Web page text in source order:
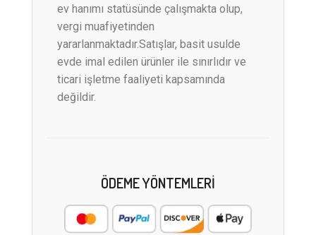
ev hanımı statüsünde çalışmakta olup,
vergi muafiyetinden
yararlanmaktadır.Satışlar, basit usulde
evde imal edilen ürünler ile sınırlıdır ve
ticari işletme faaliyeti kapsamında
değildir.
ÖDEME YÖNTEMLERI